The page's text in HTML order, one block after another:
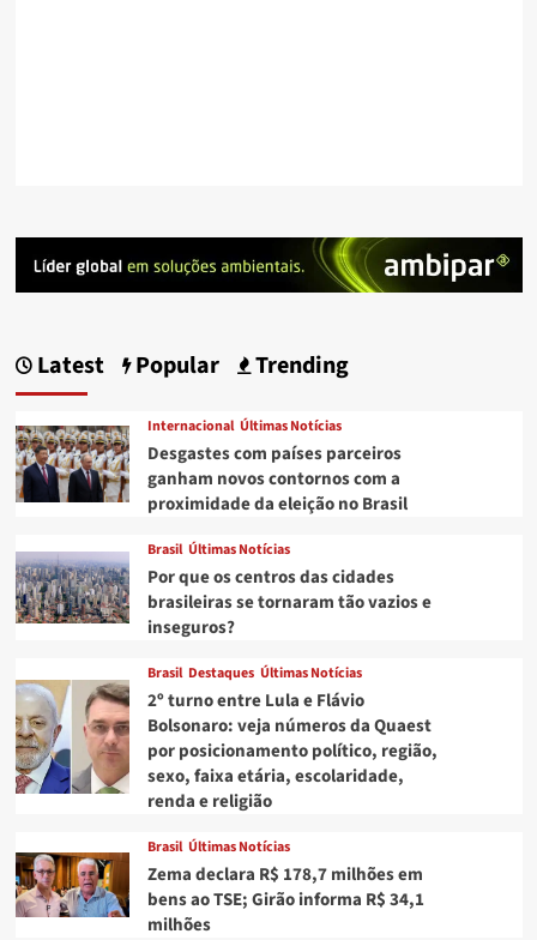
Latest Popular Trending
Internacional Últimas Notícias
Desgastes com países parceiros
ganham novos contornos com a
proximidade da eleição no Brasil
Brasil Últimas Notícias
Por que os centros das cidades
brasileiras se tornaram tão vazios e
inseguros?
Brasil Destaques Últimas Notícias
2º turno entre Lula e Flávio
Bolsonaro: veja números da Quaest
por posicionamento político, região,
sexo, faixa etária, escolaridade,
renda e religião
Brasil Últimas Notícias
Zema declara R$ 178,7 milhões em
bens ao TSE; Girão informa R$ 34,1
milhões